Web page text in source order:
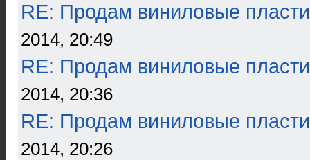
RE: Продам виниловые
2014, 20:49
RE: Продам виниловые
2014, 20:36
RE: Продам виниловые
2014, 20:26